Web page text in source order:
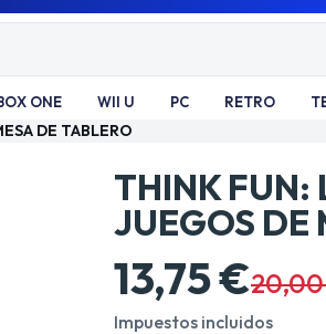
ONE WII U PC RETRO
DE TABLERO
THINK FUN:
JUEGOS DE
13,75 €
Impuestos incluidos